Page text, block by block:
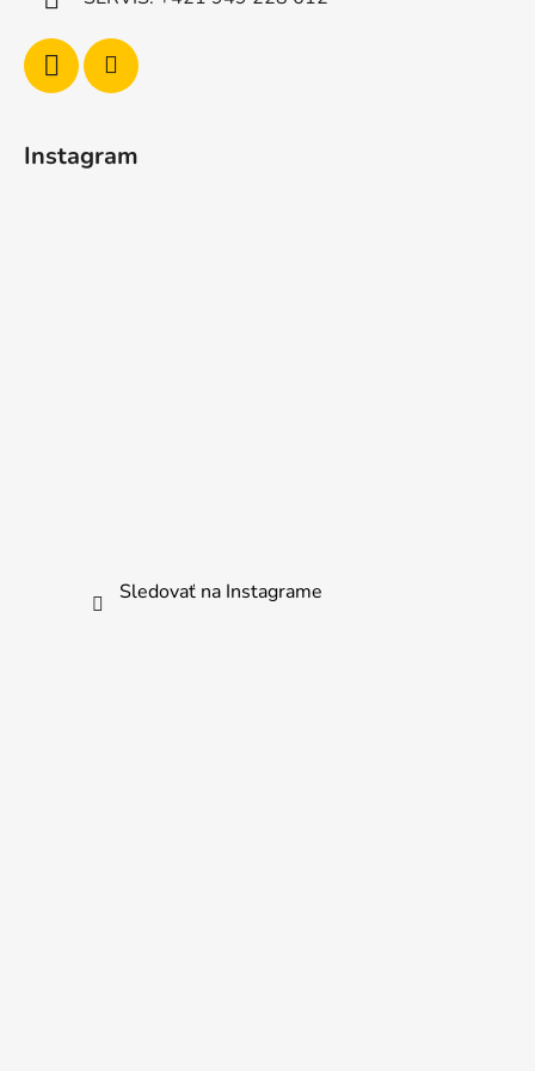
Instagram
Sledovať na Instagrame